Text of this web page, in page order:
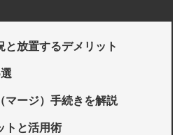
と放置するデメリット
マージ）手続きを解説
トと活用術